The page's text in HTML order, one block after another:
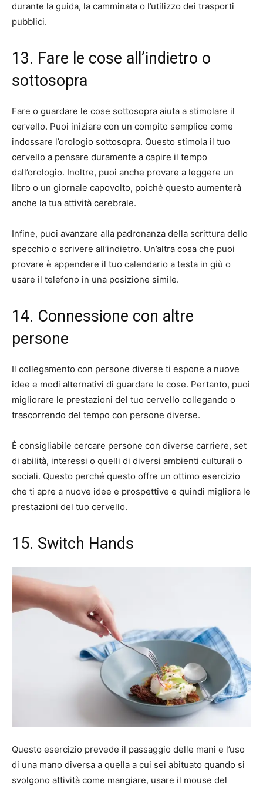
durante la guida, la camminata o l’utilizzo dei trasporti
pubblici.
13. Fare le cose all’indietro o
sottosopra
Fare o guardare le cose sottosopra aiuta a stimolare il
cervello. Puoi iniziare con un compito semplice come
indossare l’orologio sottosopra. Questo stimola il tuo
cervello a pensare duramente a capire il tempo
dall’orologio. Inoltre, puoi anche provare a leggere un
libro o un giornale capovolto, poiché questo aumenterà
anche la tua attività cerebrale.
Infine, puoi avanzare alla padronanza della scrittura dello
specchio o scrivere all’indietro. Un’altra cosa che puoi
provare è appendere il tuo calendario a testa in giù o
usare il telefono in una posizione simile.
14. Connessione con altre
persone
Il collegamento con persone diverse ti espone a nuove
idee e modi alternativi di guardare le cose. Pertanto, puoi
migliorare le prestazioni del tuo cervello collegando o
trascorrendo del tempo con persone diverse.
È consigliabile cercare persone con diverse carriere, set
di abilità, interessi o quelli di diversi ambienti culturali o
sociali. Questo perché questo offre un ottimo esercizio
che ti apre a nuove idee e prospettive e quindi migliora le
prestazioni del tuo cervello.
15. Switch Hands
Questo esercizio prevede il passaggio delle mani e l’uso
di una mano diversa a quella a cui sei abituato quando si
svolgono attività come mangiare, usare il mouse del